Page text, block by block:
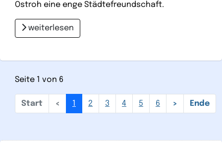
Ostroh eine enge Städtefreundschaft.
weiterlesen
Seite 1 von 6
1 2 3 4 5 6